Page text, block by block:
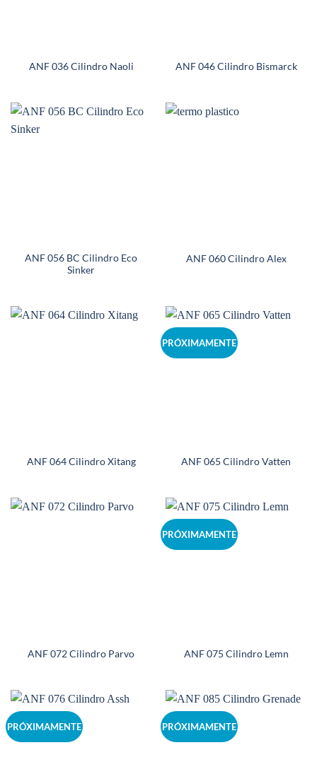
ANF 036 Cilindro Naoli ANF 046 Cilindro Bismarck
ANF 056 BC Cilindro Eco
Sinker
ANF 060 Cilindro Alex
ANF 064 Cilindro Xitang
PRÓXIMAMENTE
ANF 065 Cilindro Vatten
ANF 072 Cilindro Parvo
PRÓXIMAMENTE
ANF 075 Cilindro Lemn
PRÓXIMAMENTE PRÓXIMAMENTE